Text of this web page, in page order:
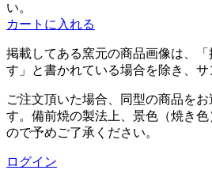
い。
カートに入れる
掲載してある窯元の商品画像は、
す」と書かれている場合を除き、サ
ご注文頂いた場合、同型の商品を
す。備前焼の製法上、景色（焼き
ので予めご了承ください。
ログイン